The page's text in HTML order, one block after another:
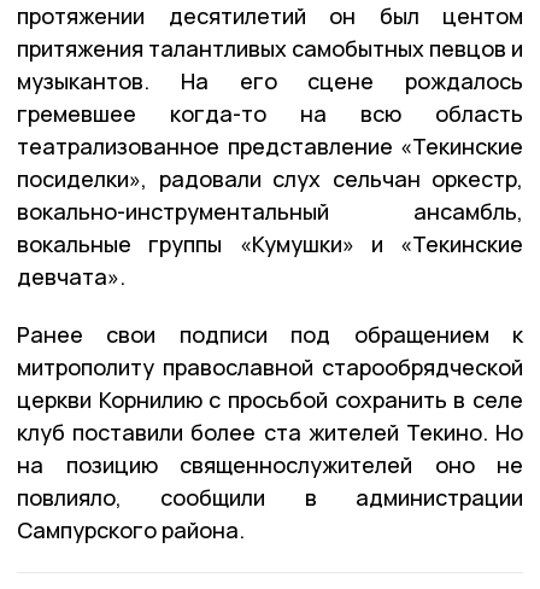
протяжении десятилетий он был центом
притяжения талантливых самобытных певцов и
музыкантов. На его сцене рождалось
гремевшее когда-то на всю область
театрализованное представление «Текинские
посиделки», радовали слух сельчан оркестр,
вокально-инструментальный ансамбль,
вокальные группы «Кумушки» и «Текинские
девчата».
Ранее свои подписи под обращением к
митрополиту православной старообрядческой
церкви Корнилию с просьбой сохранить в селе
клуб поставили более ста жителей Текино. Но
на позицию священнослужителей оно не
повлияло, сообщили в администрации
Сампурского района.